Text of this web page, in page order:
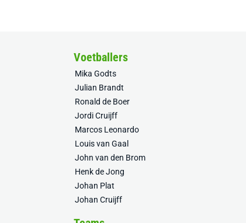
Voetballers
Mika Godts
Julian Brandt
Ronald de Boer
Jordi Cruijff
Marcos Leonardo
Louis van Gaal
John van den Brom
Henk de Jong
Johan Plat
Johan Cruijff